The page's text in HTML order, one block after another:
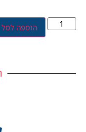
הוספה לסל